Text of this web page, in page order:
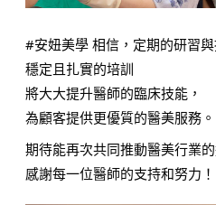
#安妞美學相信，定期的研習與
穩定且扎實的培訓
將大大提升醫師的臨床技能，
為顧客提供更優質的醫美服務。
期待能再次共同推動醫美行業的
感謝每一位醫師的支持和努力！